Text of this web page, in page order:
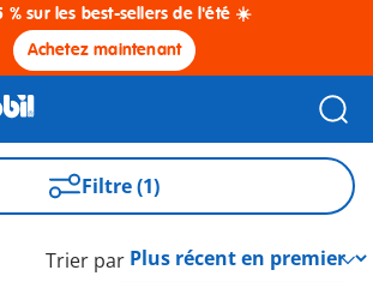
% sur les best-sellers de l'été ☀️
Achetez maintenant
Filtre (1)
Trier par